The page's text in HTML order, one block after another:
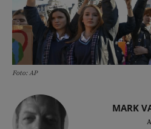
Foto: AP
MARK